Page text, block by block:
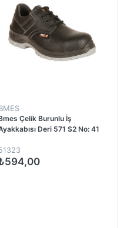
Çelik Burunlu İş
Deri 571 S2 No: 41